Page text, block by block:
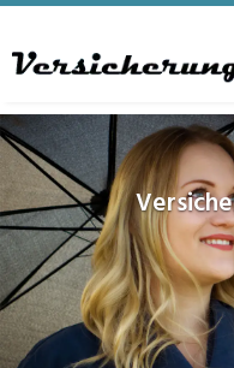
to
content